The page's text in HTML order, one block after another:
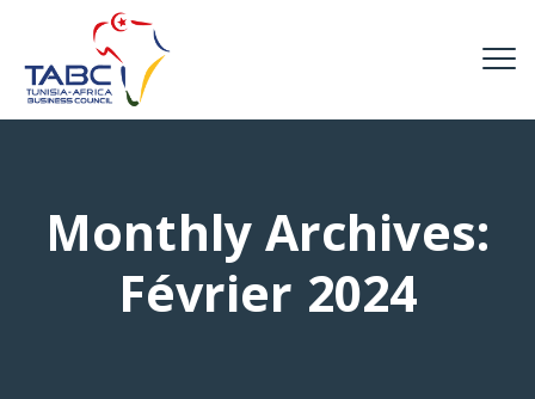
Monthly Archives:
Février 2024